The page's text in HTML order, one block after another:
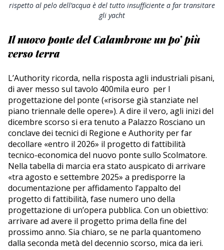
rispetto al pelo dell’acqua è del tutto insufficiente a far transitare
gli yacht
Il nuovo ponte del Calambrone un po’ più
verso terra
L’Authority ricorda, nella risposta agli industriali pisani,
di aver messo sul tavolo 400mila euro per l
progettazione del ponte («risorse già stanziate nel
piano triennale delle opere»). A dire il vero, agli inizi del
dicembre scorso si era tenuto a Palazzo Rosciano un
conclave dei tecnici di Regione e Authority per far
decollare «entro il 2026» il progetto di fattibilità
tecnico-economica del nuovo ponte sullo Scolmatore.
Nella tabella di marcia era stato auspicato di arrivare
«tra agosto e settembre 2025» a predisporre la
documentazione per affidamento l’appalto del
progetto di fattibilità, fase numero uno della
progettazione di un’opera pubblica. Con un obiettivo:
arrivare ad avere il progetto prima della fine del
prossimo anno. Sia chiaro, se ne parla quantomeno
dalla seconda metà del decennio scorso, mica da ieri.